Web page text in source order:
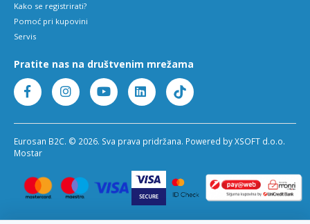
Kako se registrirati?
Pomoć pri kupovini
Servis
Pratite nas na društvenim mrežama
Eurosan B2C. © 2026. Sva prava pridržana. Powered by XSOFT d.o.o.
Mostar